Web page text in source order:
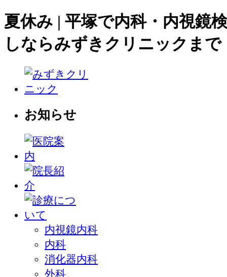
夏休み | 平塚で内科・内視鏡
しならみずきクリニックまで
お知らせ
内視鏡内科
内科
消化器内科
外科